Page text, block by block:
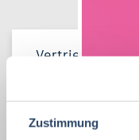
Zustimmung
Vertrieb
Praktikum,
Vertrieb
Produktion
Bayern
Nordrhein-